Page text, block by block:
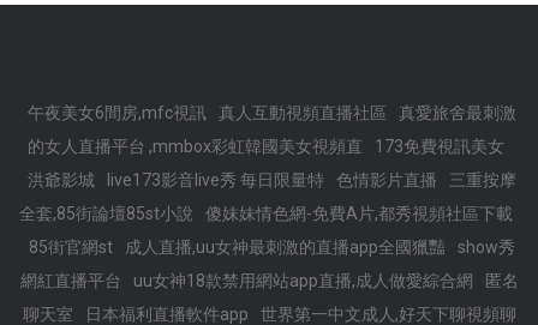
午夜美女6間房,mfc視訊 真人互動視頻直播社區
真愛旅舍最刺激
的女人直播平台 ,mmbox彩虹韓國美女視頻直
173免費視訊美女
洪爺影城
live173影音live秀 每日限量特 色情影片直播
三重按摩
全套,85街論壇85st小說
傻妹妹情色網-免費A片,都秀視頻社區下載
85街官網st
成人直播,uu女神最刺激的直播app全國獵豔
show秀
網紅直播平台
uu女神18款禁用網站app直播,成人做愛綜合網
匿名
聊天室
日本福利直播軟件app
世界第一中文成人,好天下聊視頻聊